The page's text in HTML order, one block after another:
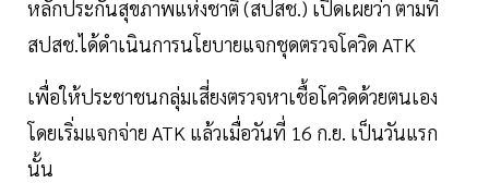
หลักประกันสุขภาพแห่งชาติ (สปสช.) เปิดเผยว่า ตามที่
สปสช.ได้ดำเนินการนโยบายแจกชุดตรวจโควิด ATK
เพื่อให้ประชาชนกลุ่มเสี่ยงตรวจหาเชื้อโควิดด้วยตนเอง
โดยเริ่มแจกจ่าย ATK แล้วเมื่อวันที่ 16 ก.ย. เป็นวันแรก
นั้น